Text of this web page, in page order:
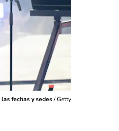
fechas y sedes/Getty